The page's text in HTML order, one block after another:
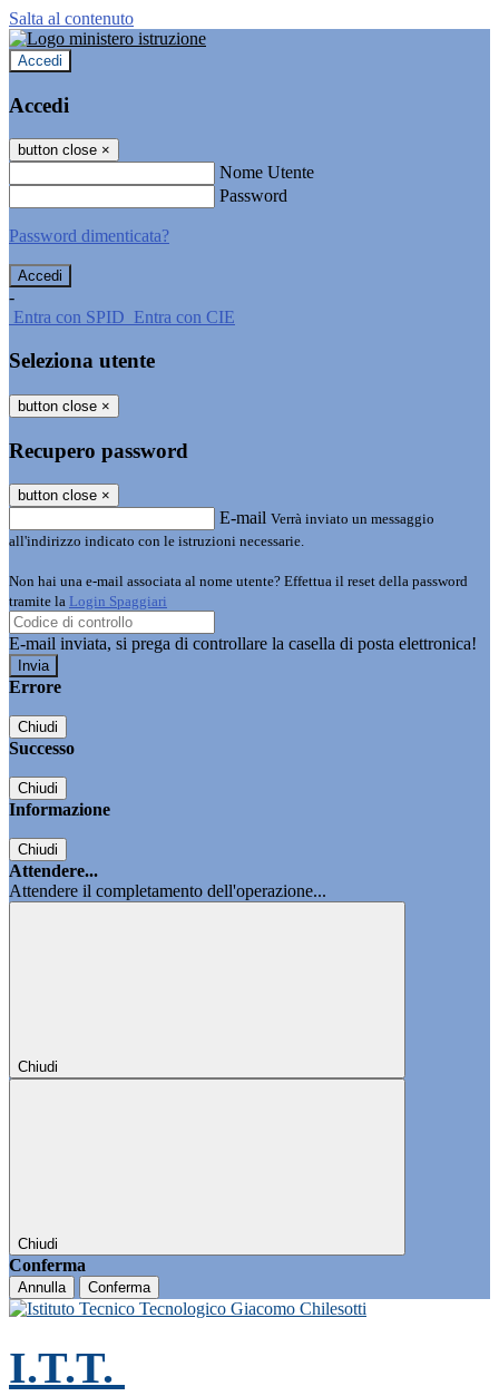
Salta al contenuto
Accedi
Accedi
button close ×
Nome Utente
Password
Password dimenticata?
-
Entra con SPID Entra con CIE
Seleziona utente
button close ×
Recupero password
button close ×
E-mail Verrà inviato un messaggio
all'indirizzo indicato con le istruzioni necessarie.
Non hai una e-mail associata al nome utente? Effettua il reset della password
tramite la Login Spaggiari
E-mail inviata, si prega di controllare la casella di posta elettronica!
Errore
Chiudi
Successo
Chiudi
Informazione
Chiudi
Attendere...
Attendere il completamento dell'operazione...
Chiudi
Chiudi
Conferma
Annulla Conferma
I.T.T.